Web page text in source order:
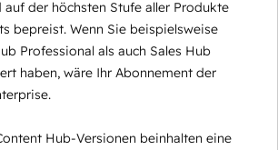
auf der höchsten Stufe aller Produkte
bepreist. Wenn Sie beispielsweise
Professional als auch Sales Hub
haben, wäre Ihr Abonnement der
Hub-Versionen beinhalten eine